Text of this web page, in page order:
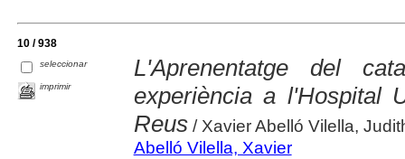
10 / 938
seleccionar
imprimir
L'Aprenentatge del
experiència a l'Hospital
Reus/ Xavier Abelló Vilella,
Abelló Vilella, Xavier